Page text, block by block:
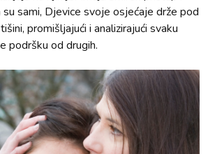
sami, Djevice svoje osjećaje drže pod
promišljajući i analizirajući svaku
podršku od drugih.